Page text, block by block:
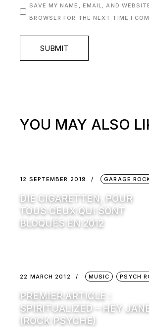
SAVE MY NAME, EMAIL, AND
BROWSER FOR THE NEXT TIME I
SUBMIT
YOU MAY ALSO
12 SEPTEMBER 2019 GARAGE
DIE CIGARETTEN, POUR
TOUS CEUX QUI SONT
BLOQUÉS EN 2012
22 MARCH 2012 MUSIC PSYCH
PREMIER ARTICLE :
SPIRITUALIZED – HEY
(ROCK PSYCHE)